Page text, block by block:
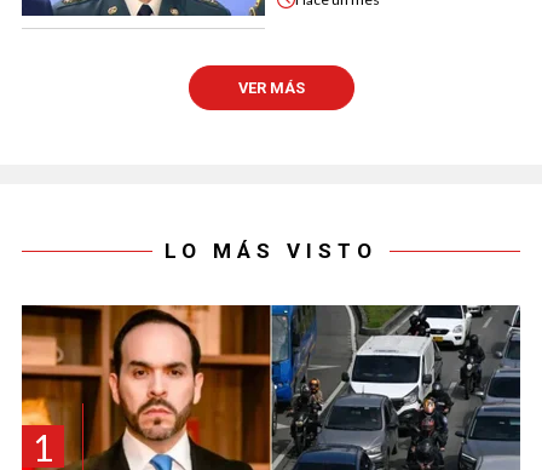
VER MÁS
LO MÁS VISTO
1